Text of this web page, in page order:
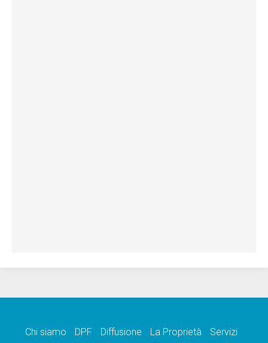
Chi siamo DPF Diffusione La Proprietà Servizi